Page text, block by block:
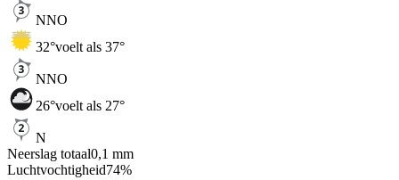
NNO
32°voelt als 37°
NNO
26°voelt als 27°
N
Neerslag totaal0,1 mm
Luchtvochtigheid74%